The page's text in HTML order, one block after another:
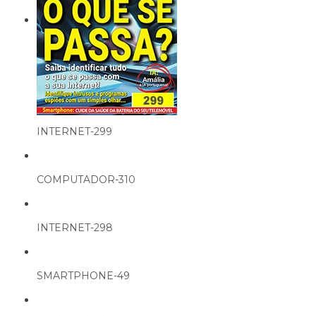
INTERNET-299
COMPUTADOR-310
INTERNET-298
SMARTPHONE-49